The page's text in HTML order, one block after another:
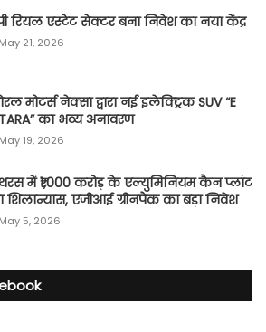
रियल एस्टेट सेक्टर बना निवेश का नया केंद्र
May 21, 2026
मोटर्स नेक्सा द्वारा नई इलेक्ट्रिक SUV “E
का भव्य अनावरण
May 19, 2026
में ₹1,000 करोड़ के एल्युमिनियम कैन प्लांट
शिलान्यास, एजीआई ग्रीनपैक का बड़ा निवेश
May 5, 2026